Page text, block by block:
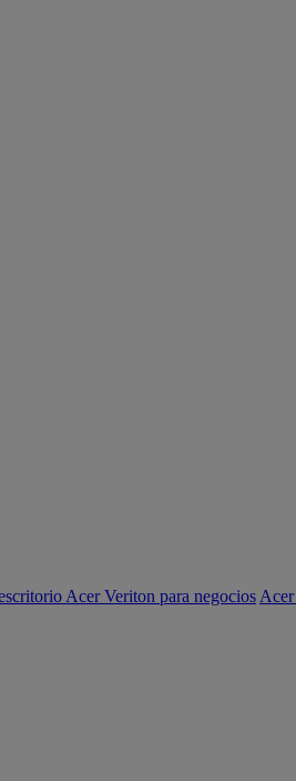
Acer Veriton para negocios